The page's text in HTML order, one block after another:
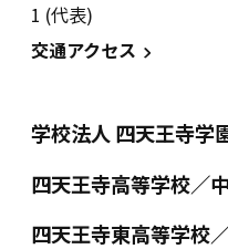
1 (代表)
交通アクセス
学校法人 四天王寺学
四天王寺高等学校／
四天王寺東高等学校